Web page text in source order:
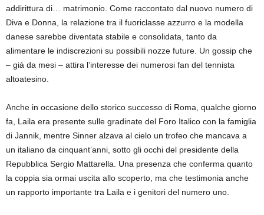
addirittura di… matrimonio. Come raccontato dal nuovo numero di
Diva e Donna, la relazione tra il fuoriclasse azzurro e la modella
danese sarebbe diventata stabile e consolidata, tanto da
alimentare le indiscrezioni su possibili nozze future. Un gossip che
– già da mesi – attira l’interesse dei numerosi fan del tennista
altoatesino.
Anche in occasione dello storico successo di Roma, qualche giorno
fa, Laila era presente sulle gradinate del Foro Italico con la famiglia
di Jannik, mentre Sinner alzava al cielo un trofeo che mancava a
un italiano da cinquant’anni, sotto gli occhi del presidente della
Repubblica Sergio Mattarella. Una presenza che conferma quanto
la coppia sia ormai uscita allo scoperto, ma che testimonia anche
un rapporto importante tra Laila e i genitori del numero uno.